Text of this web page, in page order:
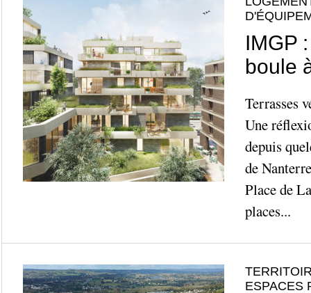
IMGP
boule
Terrasses
Une
depuis
de
Place de
places...
ESPACES